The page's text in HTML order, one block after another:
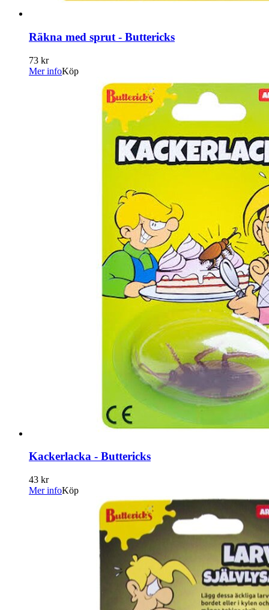
Räkna med sprut - Buttericks
73 kr
Mer infoKöp
Kackerlacka - Buttericks
43 kr
Mer infoKöp